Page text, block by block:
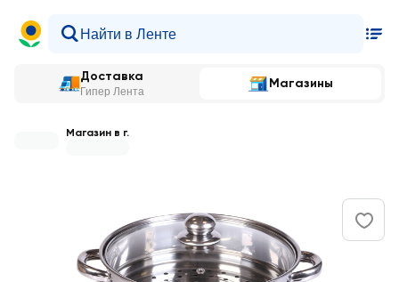
Доставка
Гипер Лента
Магазины
Магазин в г.